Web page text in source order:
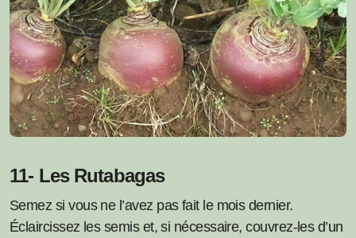
11- Les Rutabagas
Semez si vous ne l’avez pas fait le mois dernier.
Éclaircissez les semis et, si nécessaire, couvrez-les d’un